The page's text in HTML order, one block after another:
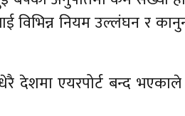
विभिन्न नियम उल्लंघन र
देशमा एयरपोर्ट बन्द